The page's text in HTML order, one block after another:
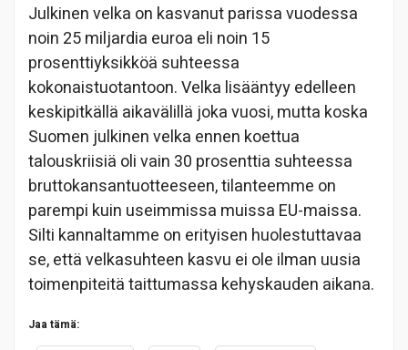
Julkinen velka on kasvanut parissa vuodessa
noin 25 miljardia euroa eli noin 15
prosenttiyksikköä suhteessa
kokonaistuotantoon. Velka lisääntyy edelleen
keskipitkällä aikavälillä joka vuosi, mutta koska
Suomen julkinen velka ennen koettua
talouskriisiä oli vain 30 prosenttia suhteessa
bruttokansantuotteeseen, tilanteemme on
parempi kuin useimmissa muissa EU-maissa.
Silti kannaltamme on erityisen huolestuttavaa
se, että velkasuhteen kasvu ei ole ilman uusia
toimenpiteitä taittumassa kehyskauden aikana.
Jaa tämä: